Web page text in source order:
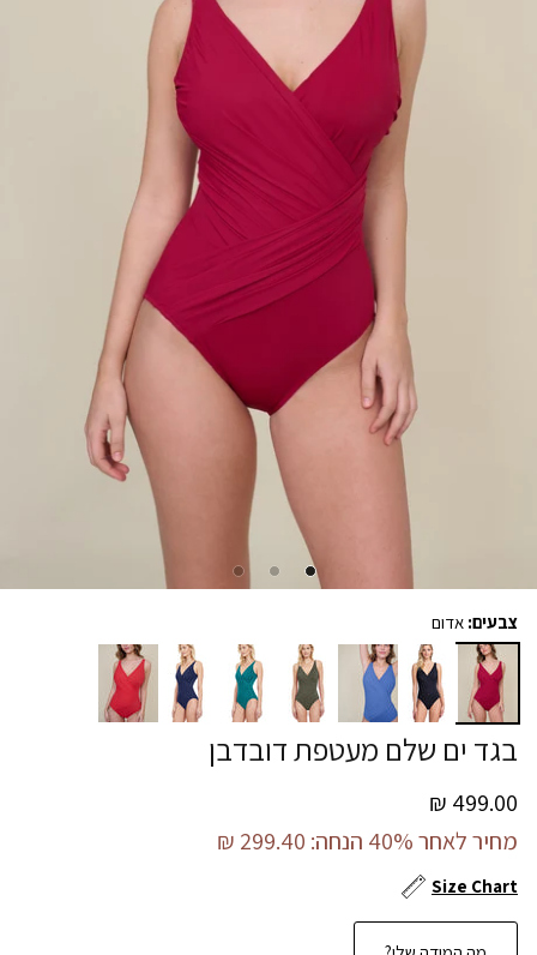
בגד ים שלם מעטפת דובדבן
499.00 ₪
מחיר לאחר 40% הנחה:
299.40 ₪
Size Chart
צבעים: אדום